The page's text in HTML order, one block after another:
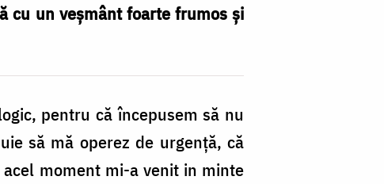
cu un veșmânt foarte frumos și
pentru că începusem să nu
să mă operez de urgență, că
moment mi-a venit in minte